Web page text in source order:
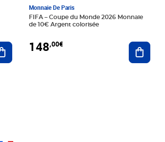
Ajouter au panier
Monnaie De Paris
FIFA – Coupe du Monde 2026 Monnaie
de 10€ Argent colorisée
148,00€